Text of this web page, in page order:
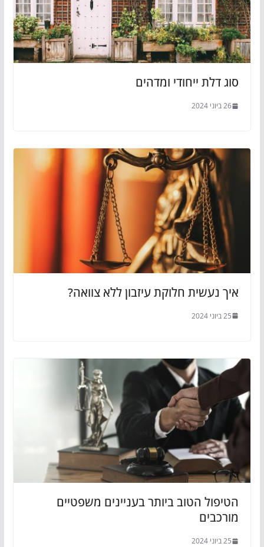
סוג דלת ייחודי ומדהים
26 ביוני 2024
איך נעשית חלוקת עיזבון ללא צוואה?
25 ביוני 2024
הטיפול הטוב ביותר בעניינים משפטיים
מורכבים
25 ביוני 2024